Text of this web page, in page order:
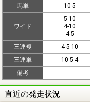
馬単
10-5
ワイド
5-10
4-10
4-5
三連複
4-5-10
三連単
10-5-4
備考
直近の発走状況